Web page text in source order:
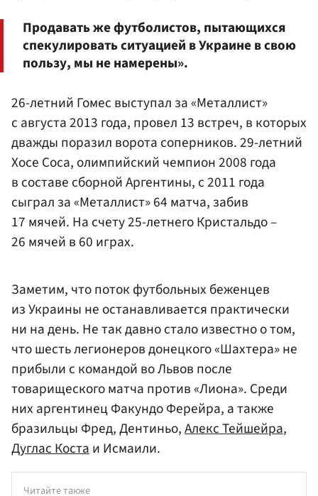
Продавать же футболистов, пытающихся
спекулировать ситуацией в Украине в свою
пользу, мы не намерены».
26-летний Гомес выступал за «Металлист»
с августа 2013 года, провел 13 встреч, в которых
дважды поразил ворота соперников. 29-летний
Хосе Соса, олимпийский чемпион 2008 года
в составе сборной Аргентины, с 2011 года
сыграл за «Металлист» 64 матча, забив
17 мячей. На счету 25-летнего Кристальдо –
26 мячей в 60 играх.
Заметим, что поток футбольных беженцев
из Украины не останавливается практически
ни на день. Не так давно стало известно о том,
что шесть легионеров донецкого «Шахтера» не
прибыли с командой во Львов после
товарищеского матча против «Лиона». Среди
них аргентинец Факундо Ферейра, а также
бразильцы Фред, Дентиньо,Алекс Тейшейра,
Дуглас Коста и Исмаили.
Читайте также